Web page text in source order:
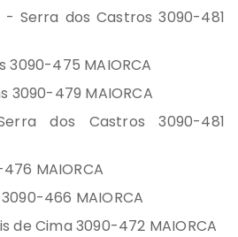
Serra dos Castros 3090-481
3090-475 MAIORCA
3090-479 MAIORCA
dos Castros 3090-481
MAIORCA
466 MAIORCA
de Cima 3090-472 MAIORCA